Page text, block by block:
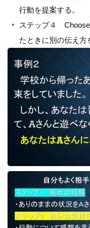
行動を提案する。
ステップ４
たときに別の伝え方